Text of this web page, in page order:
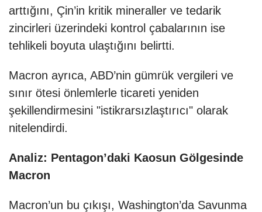
arttığını, Çin’in kritik mineraller ve tedarik
zincirleri üzerindeki kontrol çabalarının ise
tehlikeli boyuta ulaştığını belirtti.
Macron ayrıca, ABD’nin gümrük vergileri ve
sınır ötesi önlemlerle ticareti yeniden
şekillendirmesini "istikrarsızlaştırıcı" olarak
nitelendirdi.
Analiz: Pentagon’daki Kaosun Gölgesinde
Macron
Macron’un bu çıkışı, Washington’da Savunma